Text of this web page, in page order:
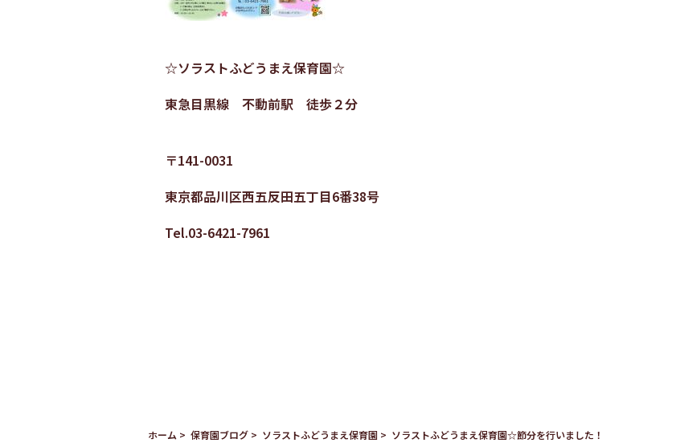
☆ソラストふどうまえ保育園☆
東急目黒線 不動前駅 徒歩２分
〒141-0031
東京都品川区西五反田五丁目6番38号
Tel.03-6421-7961
ホーム 保育園ブログ ソラストふどうまえ保育園 ソラストふどうまえ保育園☆節分を行いました！